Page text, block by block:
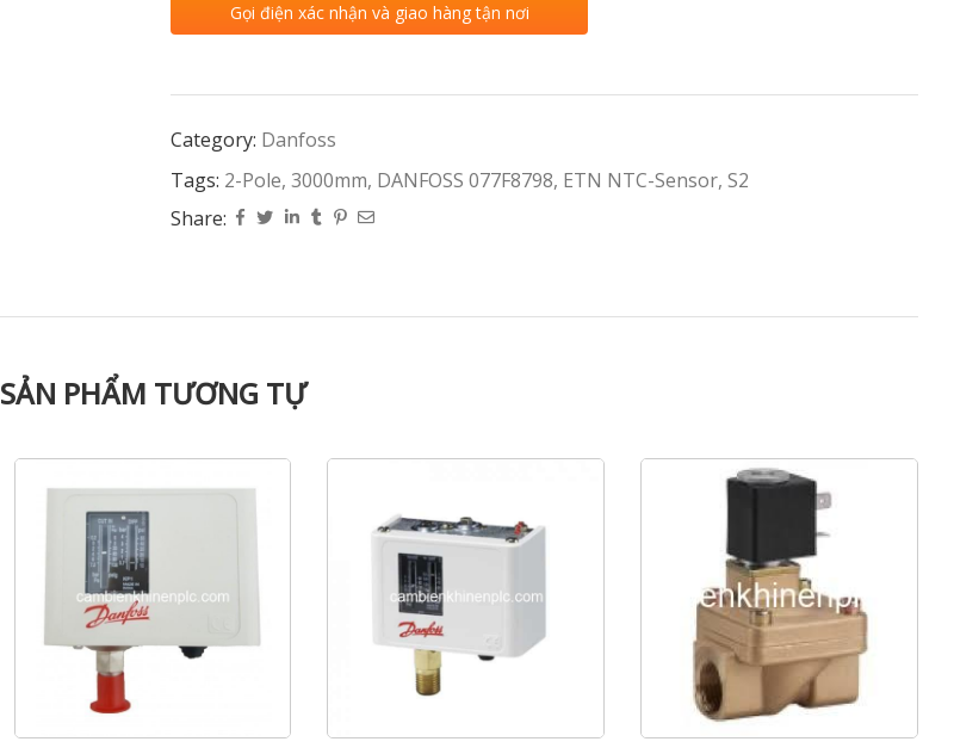
Gọi điện xác nhận và giao hàng tận nơi
Category: Danfoss
Tags: 2-Pole, 3000mm, DANFOSS 077F8798, ETN NTC-Sensor, S2
Share:
SẢN PHẨM TƯƠNG TỰ